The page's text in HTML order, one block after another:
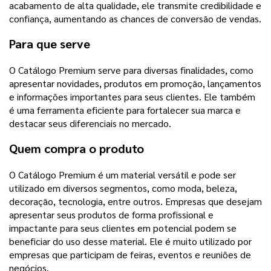
acabamento de alta qualidade, ele transmite credibilidade e
confiança, aumentando as chances de conversão de vendas.
Para que serve
O Catálogo Premium serve para diversas finalidades, como
apresentar novidades, produtos em promoção, lançamentos
e informações importantes para seus clientes. Ele também
é uma ferramenta eficiente para fortalecer sua marca e
destacar seus diferenciais no mercado.
Quem compra o produto
O Catálogo Premium é um material versátil e pode ser
utilizado em diversos segmentos, como moda, beleza,
decoração, tecnologia, entre outros. Empresas que desejam
apresentar seus produtos de forma profissional e
impactante para seus clientes em potencial podem se
beneficiar do uso desse material. Ele é muito utilizado por
empresas que participam de feiras, eventos e reuniões de
negócios.